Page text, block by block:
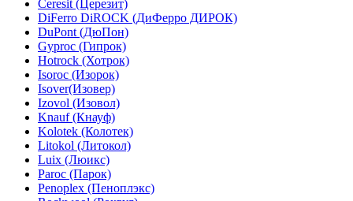
Ceresit (Церезит)
DiFerro DiROCK (ДиФерро ДИРОК)
DuPont (ДюПон)
Gyproc (Гипрок)
Hotrock (Хотрок)
Isoroc (Изорок)
Isover(Изовер)
Izovol (Изовол)
Knauf (Кнауф)
Kolotek (Колотек)
Litokol (Литокол)
Luix (Люикс)
Paroc (Парок)
Penoplex (Пеноплэкс)